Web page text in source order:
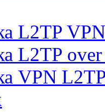
L2TP
L2TP
VPN